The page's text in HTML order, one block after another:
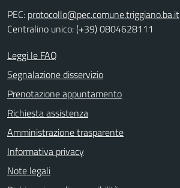
PEC: protocollo@pec.comune.triggiano.ba.it
Centralino unico: (+39) 0804628111
Leggi le FAQ
Segnalazione disservizio
Prenotazione appuntamento
Richiesta assistenza
Amministrazione trasparente
Informativa privacy
Note legali